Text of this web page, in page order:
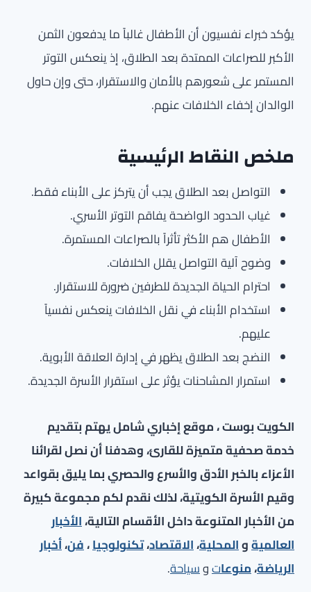
يؤكد خبراء نفسيون أن الأطفال غالباً ما يدفعون الثمن
الأكبر للصراعات الممتدة بعد الطلاق، إذ ينعكس التوتر
المستمر على شعورهم بالأمان والاستقرار، حتى وإن حاول
الوالدان إخفاء الخلافات عنهم.
ملخص النقاط الرئيسية
التواصل بعد الطلاق يجب أن يتركز على الأبناء فقط.
غياب الحدود الواضحة يفاقم التوتر الأسري.
الأطفال هم الأكثر تأثراً بالصراعات المستمرة.
وضوح آلية التواصل يقلل الخلافات.
احترام الحياة الجديدة للطرفين ضرورة للاستقرار.
استخدام الأبناء في نقل الخلافات ينعكس نفسياً
عليهم.
النضج بعد الطلاق يظهر في إدارة العلاقة الأبوية.
استمرار المشاحنات يؤثر على استقرار الأسرة الجديدة.
الكويت بوست ، موقع إخباري شامل يهتم بتقديم
خدمة صحفية متميزة للقارئ، وهدفنا أن نصل لقرائنا
الأعزاء بالخبر الأدق والأسرع والحصري بما يليق بقواعد
وقيم الأسرة الكويتية، لذلك نقدم لكم مجموعة كبيرة
من الأخبار المتنوعة داخل الأقسام التالية،الأخبار
العالميةوالمحلية،الاقتصاد،تكنولوجيا،فن،أخبار
الرياضة،منوعاتوسياحة.